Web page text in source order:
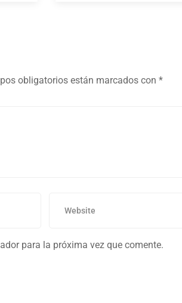
obligatorios están marcados con *
para la próxima vez que comente.